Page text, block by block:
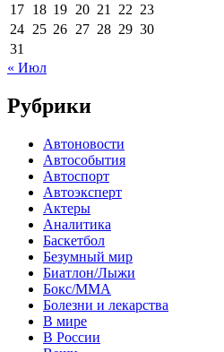
17 18 19 20 21 22 23
24 25 26 27 28 29 30
31
« Июл
Рубрики
Автоновости
Автособытия
Автоспорт
Автоэксперт
Актеры
Аналитика
Баскетбол
Безумный мир
Биатлон/Лыжи
Бокс/MMA
Болезни и лекарства
В мире
В России